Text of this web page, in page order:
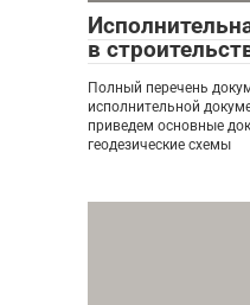
в
Полный перечень
исполнительной
приведем основные
геодезические схемы